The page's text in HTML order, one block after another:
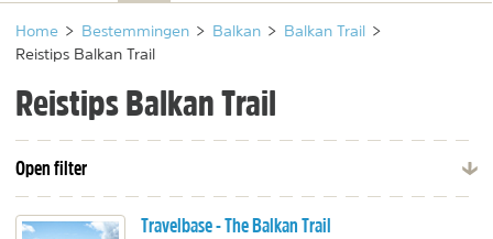
Home > Bestemmingen > Balkan > Balkan Trail
>
Reistips Balkan Trail
Reistips Balkan Trail
Open filter
Travelbase - The Balkan Trail